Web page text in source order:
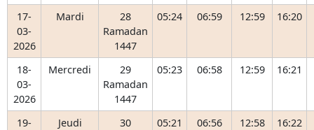
17-
03-
2026
Mardi
28
Ramadan
1447
05:24 06:59 12:59 16:20
18-
03-
2026
Mercredi
29
Ramadan
1447
05:23 06:58 12:59 16:21
19-
Jeudi
30
05:21 06:56 12:58 16:22